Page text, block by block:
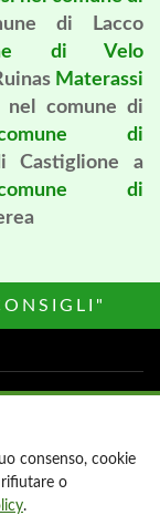
di Lacco
di Velo
Materassi
nel comune di
di
Castiglione a
di
consenso, cookie
rifiutare o
.